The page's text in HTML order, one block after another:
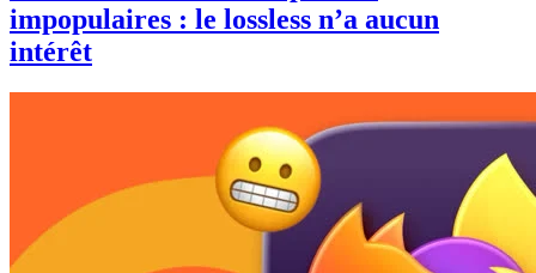
impopulaires : le lossless n’a aucun
intérêt